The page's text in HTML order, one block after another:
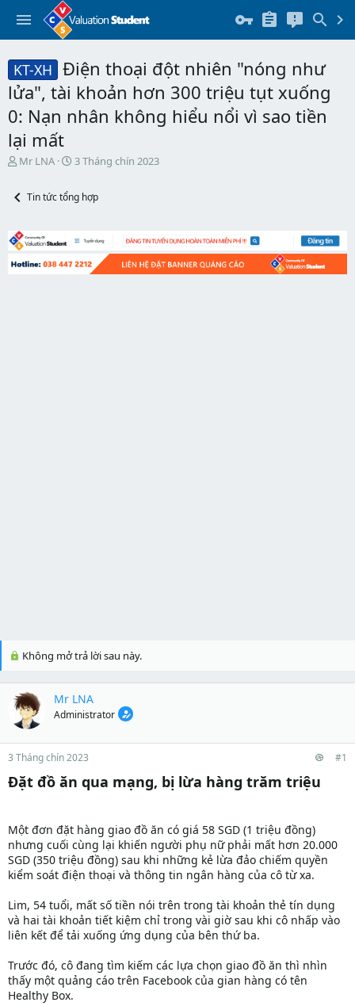
KT-XH Điện thoại đột nhiên "nóng như
lửa", tài khoản hơn 300 triệu tụt xuống
0: Nạn nhân không hiểu nổi vì sao tiền
lại mất
T
e
d
s
t
Mr LNA
N
y
t
đ
3 Tháng chín 2023
Tin tức tổng hợp
Không mở trả lời sau này.
Mr LNA
Administrator
3 Tháng chín 2023 #1
Đặt đồ ăn qua mạng, bị lừa hàng trăm triệu
Một đơn đặt hàng giao đồ ăn có giá 58 SGD (1 triệu đồng)
nhưng cuối cùng lại khiến người phụ nữ phải mất hơn 20.000
SGD (350 triệu đồng) sau khi những kẻ lừa đảo chiếm quyền
kiểm soát điện thoại và thông tin ngân hàng của cô từ xa.
Lim, 54 tuổi, mất số tiền nói trên trong tài khoản thẻ tín dụng
và hai tài khoản tiết kiệm chỉ trong vài giờ sau khi cô nhấp vào
liên kết để tải xuống ứng dụng của bên thứ ba.
Trước đó, cô đang tìm kiếm các lựa chọn giao đồ ăn thì nhìn
thấy một quảng cáo trên Facebook của gian hàng có tên
Healthy Box.